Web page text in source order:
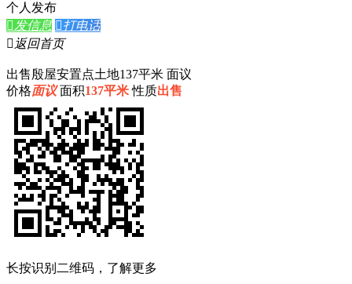
个人发布
发信息 打电话
 返回首页
出售殷屋安置点土地137平米 面议
价格面议 面积137平米 性质出售
长按识别二维码，了解更多